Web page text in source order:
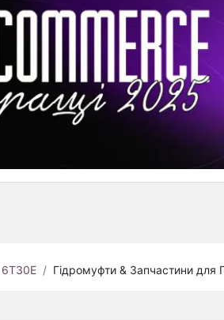
6T30E Гідромуфти & Запчастини для